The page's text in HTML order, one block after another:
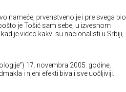
nameće, prvenstveno je i pre svega bio
je Tošić sam sebe, u izvesnom
je video kakvi su nacionalisti u Srbiji,
17. novembra 2005. godine,
i njeni efekti bivali sve uočljiviji.